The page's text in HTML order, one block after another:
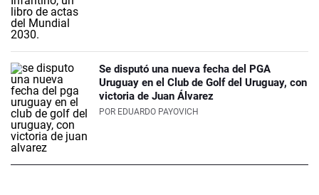
Se disputó una nueva fecha del PGA
Uruguay en el Club de Golf del Uruguay, con
victoria de Juan Álvarez
POR EDUARDO PAYOVICH